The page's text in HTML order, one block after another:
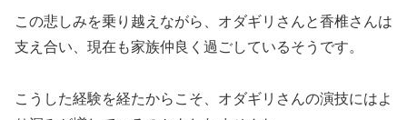
この悲しみを乗り越えながら、オダギリさんと香椎さんは
支え合い、現在も家族仲良く過ごしているそうです。
こうした経験を経たからこそ、オダギリさんの演技にはよ